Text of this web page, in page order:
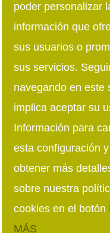
Asociación Comercio
poder personalizar
información que
sus usuarios o
sus servicios.
navegando en este
implica aceptar su
Información para
esta configuración y
obtener más
sobre nuestra
cookies en el botón
MÁS